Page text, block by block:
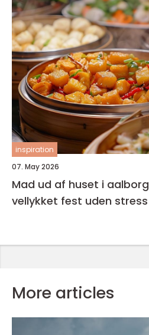
inspiration
07. May 2026
Mad ud af huset i aalborg sådan får du en
vellykket fest uden stress
More articles